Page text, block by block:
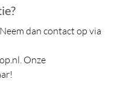
dan contact op via
Onze